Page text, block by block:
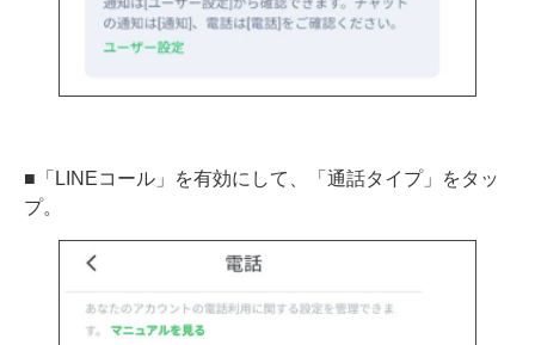
■「LINEコール」を有効にして、「通話タイプ」をタッ
プ。